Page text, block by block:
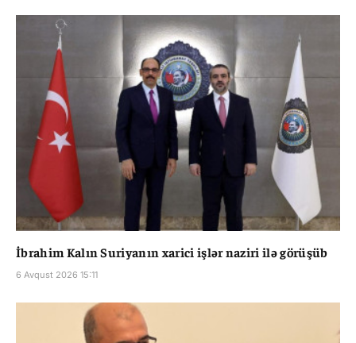
İbrahim Kalın Suriyanın xarici işlər naziri ilə görüşüb
6 Avqust 2026 15:11